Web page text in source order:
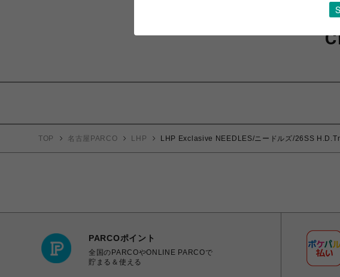
TOP 名古屋PARCO LHP LHP Exclasive NEEDLES/ニードルズ/26SS
PARCOポイント
全国のPARCOやONLINE PARCOで
貯まる＆使える